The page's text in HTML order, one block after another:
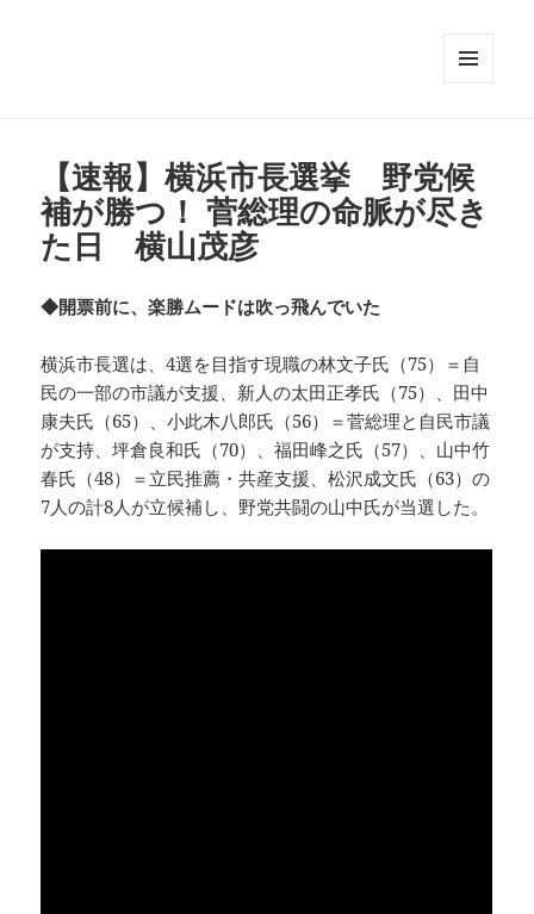
【速報】横浜市長選挙 野党候
補が勝つ！ 菅総理の命脈が尽き
た日 横山茂彦
◆開票前に、楽勝ムードは吹っ飛んでいた
横浜市長選は、4選を目指す現職の林文子氏（75）＝自
民の一部の市議が支援、新人の太田正孝氏（75）、田中
康夫氏（65）、小此木八郎氏（56）＝菅総理と自民市議
が支持、坪倉良和氏（70）、福田峰之氏（57）、山中竹
春氏（48）＝立民推薦・共産支援、松沢成文氏（63）の
7人の計8人が立候補し、野党共闘の山中氏が当選した。